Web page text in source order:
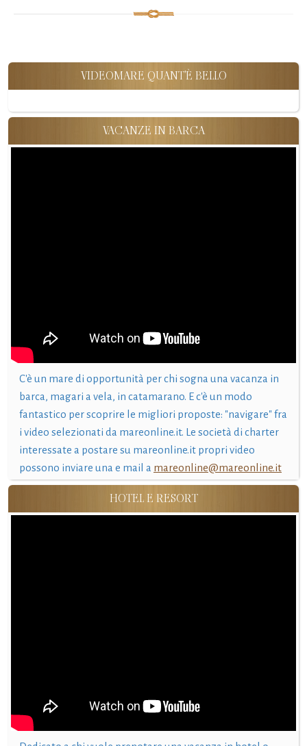
VIDEOMARE QUANT'È BELLO
VACANZE IN BARCA
C'è un mare di opportunità per chi sogna una vacanza in
barca, magari a vela, in catamarano. E c'è un modo
fantastico per scoprire le migliori proposte: "navigare" fra
i video selezionati da mareonline.it. Le società di charter
interessate a postare su mareonline.it propri video
possono inviare una e mail a mareonline@mareonline.it
HOTEL E RESORT